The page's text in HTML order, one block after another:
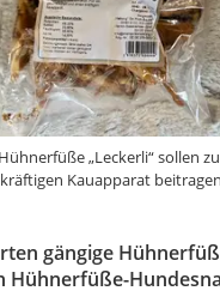
„Leckerli“ sollen
Kauapparat
gängige
Hühnerfüße-